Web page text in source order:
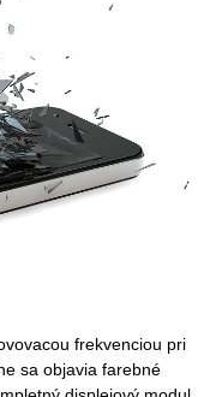
frekvenciou pri
sa objavia farebné